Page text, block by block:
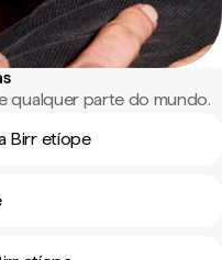
qualquer parte do mundo.
Birr etíope